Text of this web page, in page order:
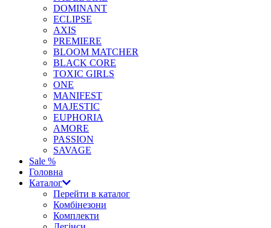
DOMINANT
ECLIPSE
AXIS
PREMIERE
BLOOM MATCHER
BLACK CORE
TOXIC GIRLS
ONE
MANIFEST
MAJESTIC
EUPHORIA
AMORE
PASSION
SAVAGE
Sale %
Головна
Каталог
Перейти в каталог
Комбінезони
Комплекти